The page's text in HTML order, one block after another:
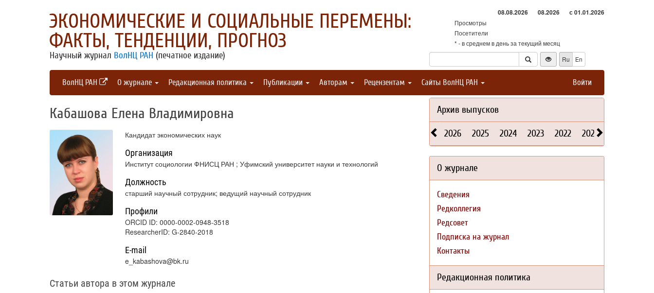
ЭКОНОМИЧЕСКИЕ И СОЦИАЛЬНЫЕ ПЕРЕМЕНЫ:
ФАКТЫ, ТЕНДЕНЦИИ, ПРОГНОЗ
Научный журнал ВолНЦ РАН (печатное издание)
08.08.2026 08.2026 с 01.01.2026
Просмотры
Посетители
* - в среднем в день за текущий месяц
Ru
En
ВолНЦ РАН О журнале Редакционная политика Публикации Авторам Рецензентам Сайты ВолНЦ РАН Войти
Кабашова Елена Владимировна
Кандидат экономических наук
Организация
Институт социологии ФНИСЦ РАН ; Уфимский университет науки и технологий
Должность
старший научный сотрудник; ведущий научный сотрудник
Профили
ORCID ID: 0000-0002-0948-3518
ResearcherID: G-2840-2018
E-mail
e_kabashova@bk.ru
Статьи автора в этом журнале
Архив выпусков
2026 2025 2024 2023 2022 2021
О журнале
Сведения
Редколлегия
Редсовет
Подписка на журнал
Контакты
Редакционная политика